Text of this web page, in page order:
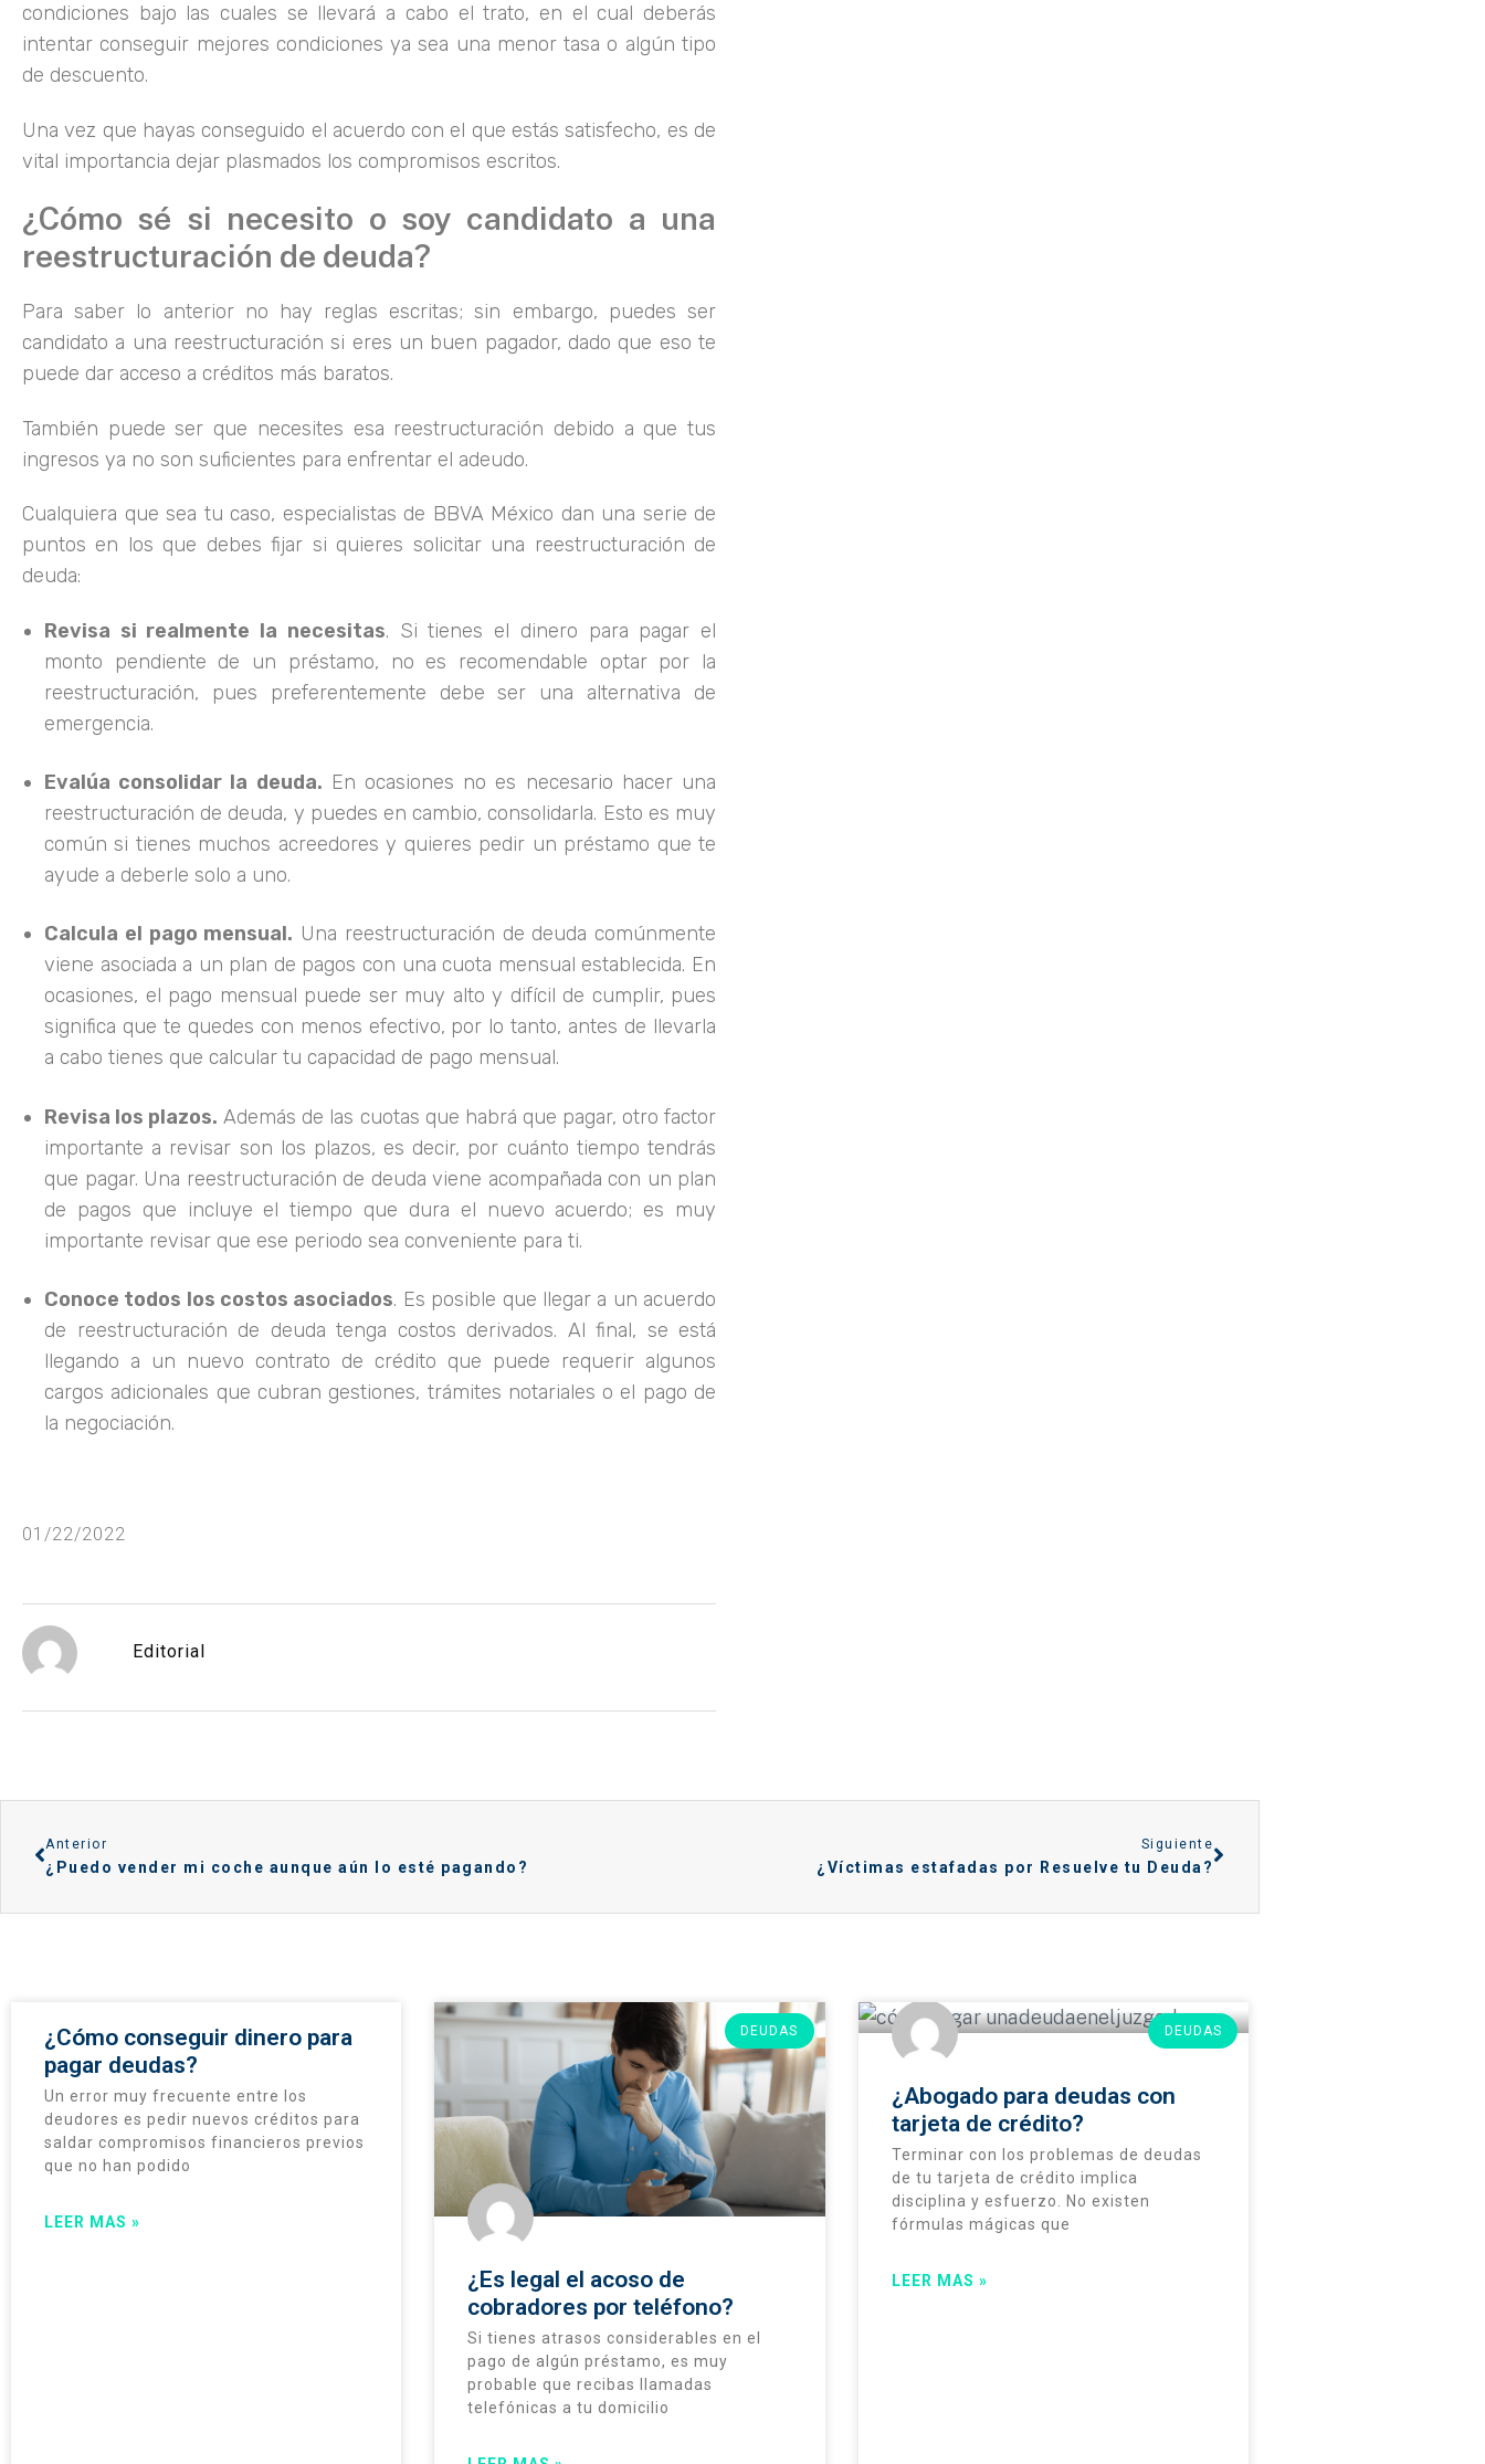
condiciones bajo las cuales se llevará a cabo el trato, en el cual deberás
intentar conseguir mejores condiciones ya sea una menor tasa o algún tipo
de descuento.
Una vez que hayas conseguido el acuerdo con el que estás satisfecho, es de
vital importancia dejar plasmados los compromisos escritos.
¿Cómo sé si necesito o soy candidato a una
reestructuración de deuda?
Para saber lo anterior no hay reglas escritas; sin embargo, puedes ser
candidato a una reestructuración si eres un buen pagador, dado que eso te
puede dar acceso a créditos más baratos.
También puede ser que necesites esa reestructuración debido a que tus
ingresos ya no son suficientes para enfrentar el adeudo.
Cualquiera que sea tu caso, especialistas de BBVA México dan una serie de
puntos en los que debes fijar si quieres solicitar una reestructuración de
deuda:
Revisa si realmente la necesitas. Si tienes el dinero para pagar el
monto pendiente de un préstamo, no es recomendable optar por la
reestructuración, pues preferentemente debe ser una alternativa de
emergencia.
Evalúa consolidar la deuda. En ocasiones no es necesario hacer una
reestructuración de deuda, y puedes en cambio, consolidarla. Esto es muy
común si tienes muchos acreedores y quieres pedir un préstamo que te
ayude a deberle solo a uno.
Calcula el pago mensual. Una reestructuración de deuda comúnmente
viene asociada a un plan de pagos con una cuota mensual establecida. En
ocasiones, el pago mensual puede ser muy alto y difícil de cumplir, pues
significa que te quedes con menos efectivo, por lo tanto, antes de llevarla
a cabo tienes que calcular tu capacidad de pago mensual.
Revisa los plazos. Además de las cuotas que habrá que pagar, otro factor
importante a revisar son los plazos, es decir, por cuánto tiempo tendrás
que pagar. Una reestructuración de deuda viene acompañada con un plan
de pagos que incluye el tiempo que dura el nuevo acuerdo; es muy
importante revisar que ese periodo sea conveniente para ti.
Conoce todos los costos asociados. Es posible que llegar a un acuerdo
de reestructuración de deuda tenga costos derivados. Al final, se está
llegando a un nuevo contrato de crédito que puede requerir algunos
cargos adicionales que cubran gestiones, trámites notariales o el pago de
la negociación.
01/22/2022
Editorial
Anterior
¿Puedo vender mi coche aunque aún lo esté pagando?
Siguiente
¿Víctimas estafadas por Resuelve tu Deuda?
¿Cómo conseguir dinero para
pagar deudas?
Un error muy frecuente entre los
deudores es pedir nuevos créditos para
saldar compromisos financieros previos
que no han podido
LEER MAS »
DEUDAS
¿Es legal el acoso de
cobradores por teléfono?
Si tienes atrasos considerables en el
pago de algún préstamo, es muy
probable que recibas llamadas
telefónicas a tu domicilio
DEUDAS
¿Abogado para deudas con
tarjeta de crédito?
Terminar con los problemas de deudas
de tu tarjeta de crédito implica
disciplina y esfuerzo. No existen
fórmulas mágicas que
LEER MAS »